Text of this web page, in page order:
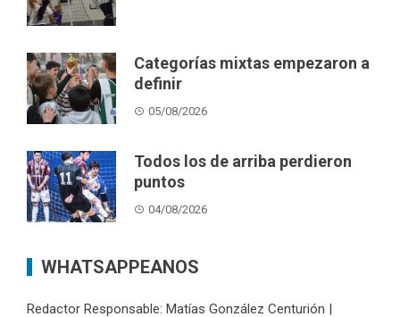
Categorías mixtas empezaron a
definir
05/08/2026
Todos los de arriba perdieron
puntos
04/08/2026
WHATSAPPEANOS
Redactor Responsable: Matías González Centurión |